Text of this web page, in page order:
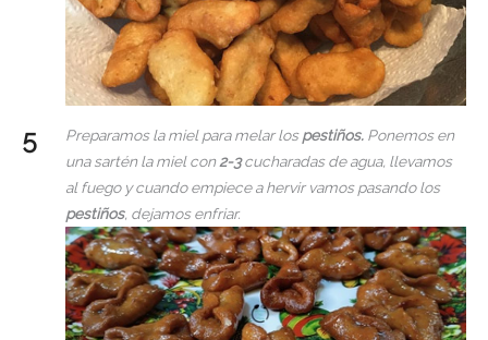
Preparamos la miel para melar lospestiños. Ponemos en
una sartén la miel con2-3cucharadas de agua, llevamos
al fuego y cuando empiece a hervir vamos pasando los
pestiños, dejamos enfriar.